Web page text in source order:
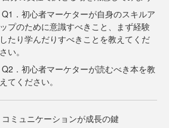
Q1．初心者マーケターが自身のスキルア
ップのために意識すべきこと、まず経験
したり学んだりすべきことを教えてくだ
さい。
Q2．初心者マーケターが読むべき本を教
えてください。
コミュニケーションが成長の鍵